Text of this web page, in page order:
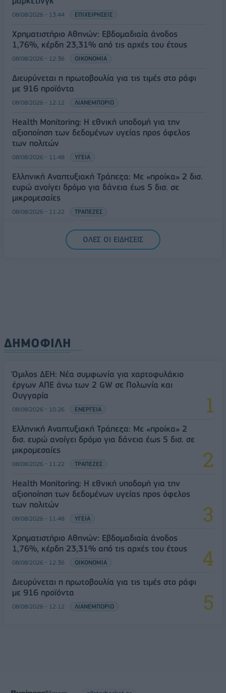
08/08/2026 - 13:44 ΕΠΙΧΕΙΡΗΣΕΙΣ
Χρηματιστήριο Αθηνών: Εβδομαδιαία άνοδος
1,76%, κέρδη 23,31% από τις αρχές του έτους
08/08/2026 - 12:36 ΟΙΚΟΝΟΜΙΑ
Διευρύνεται η πρωτοβουλία για τις τιμές στο ράφι
με 916 προϊόντα
08/08/2026 - 12:12 ΛΙΑΝΕΜΠΟΡΙΟ
Health Monitoring: Η εθνική υποδομή για την
αξιοποίηση των δεδομένων υγείας προς όφελος
των πολιτών
08/08/2026 - 11:48 ΥΓΕΙΑ
Ελληνική Αναπτυξιακή Τράπεζα: Με «προίκα» 2 δισ.
ευρώ ανοίγει δρόμο για δάνεια έως 5 δισ. σε
μικρομεσαίες
08/08/2026 - 11:22 ΤΡΑΠΕΖΕΣ
5G παντού, 6G στον ορίζοντα: Πού βρίσκεται η
Ελλάδα στη μεγάλη τεχνολογική μετάβαση
ΟΛΕΣ ΟΙ ΕΙΔΗΣΕΙΣ
ΔΗΜΟΦΙΛΗ
Όμιλος ΔΕΗ: Νέα συμφωνία για χαρτοφυλάκιο
έργων ΑΠΕ άνω των 2 GW σε Πολωνία και
Ουγγαρία
08/08/2026 - 10:26 ΕΝΕΡΓΕΙΑ
Ελληνική Αναπτυξιακή Τράπεζα: Με «προίκα» 2
δισ. ευρώ ανοίγει δρόμο για δάνεια έως 5 δισ. σε
μικρομεσαίες
08/08/2026 - 11:22 ΤΡΑΠΕΖΕΣ
Health Monitoring: Η εθνική υποδομή για την
αξιοποίηση των δεδομένων υγείας προς όφελος
των πολιτών
08/08/2026 - 11:48 ΥΓΕΙΑ
Χρηματιστήριο Αθηνών: Εβδομαδιαία άνοδος
1,76%, κέρδη 23,31% από τις αρχές του έτους
08/08/2026 - 12:36 ΟΙΚΟΝΟΜΙΑ
Διευρύνεται η πρωτοβουλία για τις τιμές στο ράφι
με 916 προϊόντα
08/08/2026 - 12:12 ΛΙΑΝΕΜΠΟΡΙΟ